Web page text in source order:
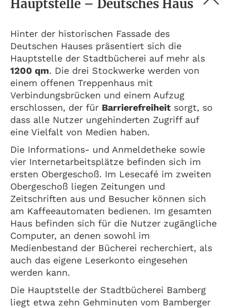
Hauptstelle – Deutsches Haus
Hinter der historischen Fassade des
Deutschen Hauses präsentiert sich die
Hauptstelle der Stadtbücherei auf mehr als
1200 qm. Die drei Stockwerke werden von
einem offenen Treppenhaus mit
Verbindungsbrücken und einem Aufzug
erschlossen, der für Barrierefreiheit sorgt, so
dass alle Nutzer ungehinderten Zugriff auf
eine Vielfalt von Medien haben.
Die Informations- und Anmeldetheke sowie
vier Internetarbeitsplätze befinden sich im
ersten Obergeschoß. Im Lesecafé im zweiten
Obergeschoß liegen Zeitungen und
Zeitschriften aus und Besucher können sich
am Kaffeeautomaten bedienen. Im gesamten
Haus befinden sich für die Nutzer zugängliche
Computer, an denen sowohl im
Medienbestand der Bücherei recherchiert, als
auch das eigene Leserkonto eingesehen
werden kann.
Die Hauptstelle der Stadtbücherei Bamberg
liegt etwa zehn Gehminuten vom Bamberger